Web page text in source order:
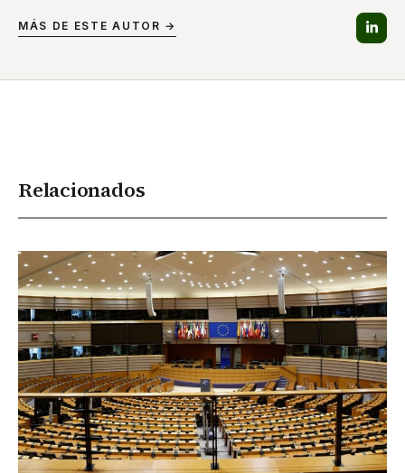
MÁS DE ESTE AUTOR →
Relacionados